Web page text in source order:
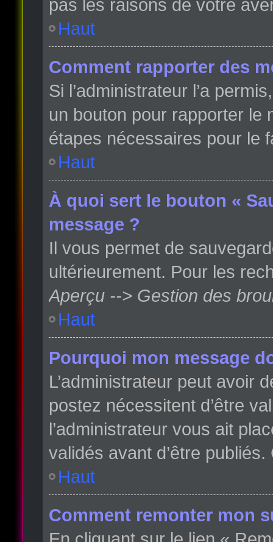
pas les raisons de votre
Haut
Comment rapporter des
Si l’administrateur l’a
un bouton pour rapporter le
étapes nécessaires pour le
Haut
À quoi sert le bouton «
message ?
Il vous permet de
ultérieurement. Pour les
Aperçu --> Gestion des
Haut
Pourquoi mon message
L’administrateur peut avoir
postez nécessitent d’être
l’administrateur vous ait
validés avant d’être
Haut
Comment remonter mon